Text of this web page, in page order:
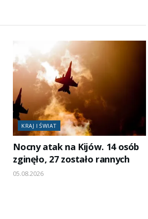
KRAJ I ŚWIAT
Nocny atak na Kijów. 14 osób
zginęło, 27 zostało rannych
05.08.2026